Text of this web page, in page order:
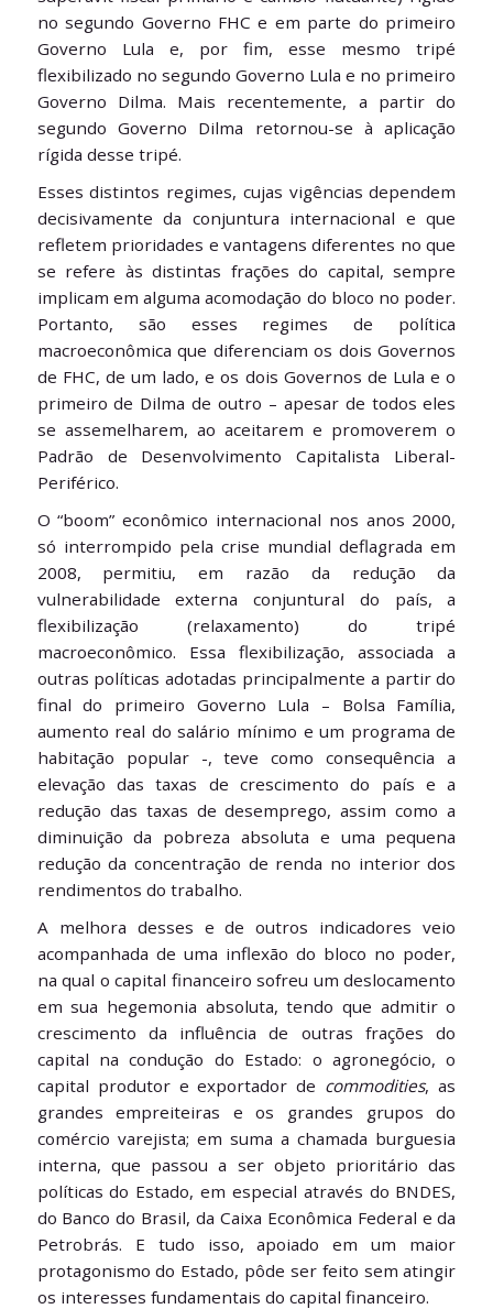
no segundo Governo FHC e em parte do primeiro
Governo Lula e, por fim, esse mesmo tripé
flexibilizado no segundo Governo Lula e no primeiro
Governo Dilma. Mais recentemente, a partir do
segundo Governo Dilma retornou-se à aplicação
rígida desse tripé.
Esses distintos regimes, cujas vigências dependem
decisivamente da conjuntura internacional e que
refletem prioridades e vantagens diferentes no que
se refere às distintas frações do capital, sempre
implicam em alguma acomodação do bloco no poder.
Portanto, são esses regimes de política
macroeconômica que diferenciam os dois Governos
de FHC, de um lado, e os dois Governos de Lula e o
primeiro de Dilma de outro – apesar de todos eles
se assemelharem, ao aceitarem e promoverem o
Padrão de Desenvolvimento Capitalista Liberal-
Periférico.
O “boom” econômico internacional nos anos 2000,
só interrompido pela crise mundial deflagrada em
2008, permitiu, em razão da redução da
vulnerabilidade externa conjuntural do país, a
flexibilização (relaxamento) do tripé
macroeconômico. Essa flexibilização, associada a
outras políticas adotadas principalmente a partir do
final do primeiro Governo Lula – Bolsa Família,
aumento real do salário mínimo e um programa de
habitação popular -, teve como consequência a
elevação das taxas de crescimento do país e a
redução das taxas de desemprego, assim como a
diminuição da pobreza absoluta e uma pequena
redução da concentração de renda no interior dos
rendimentos do trabalho.
A melhora desses e de outros indicadores veio
acompanhada de uma inflexão do bloco no poder,
na qual o capital financeiro sofreu um deslocamento
em sua hegemonia absoluta, tendo que admitir o
crescimento da influência de outras frações do
capital na condução do Estado: o agronegócio, o
capital produtor e exportador de commodities, as
grandes empreiteiras e os grandes grupos do
comércio varejista; em suma a chamada burguesia
interna, que passou a ser objeto prioritário das
políticas do Estado, em especial através do BNDES,
do Banco do Brasil, da Caixa Econômica Federal e da
Petrobrás. E tudo isso, apoiado em um maior
protagonismo do Estado, pôde ser feito sem atingir
os interesses fundamentais do capital financeiro.